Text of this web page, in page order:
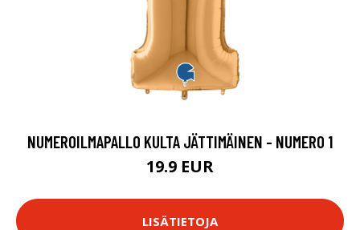
NUMEROILMAPALLO KULTA JÄTTIMÄINEN - NUMERO 1
19.9 EUR
LISÄTIETOJA